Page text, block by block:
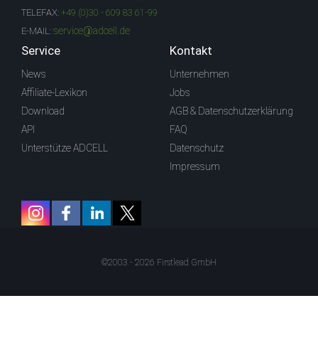
TELEFAX: +49 (0)30 - 609 83 61-99
E-MAIL: service@adcell.de
Service
News
Affiliate-Lexikon
Download
API
Unterstütze ADCELL
Kontakt
Unternehmen
Jobs
AGB & Datenschutzerklärung
FAQ
Datenschutz
Impressum
©2003 - 2026 Firstlead GmbH